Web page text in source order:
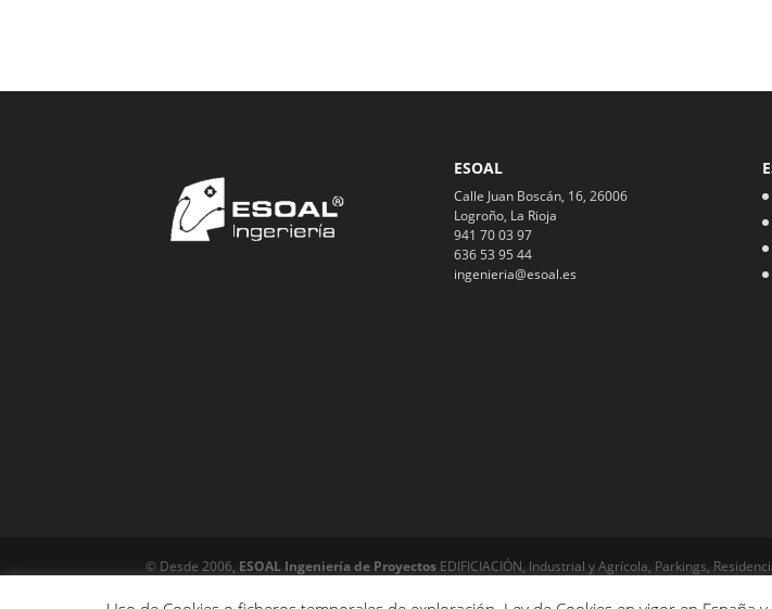
ESOAL
Calle Juan Boscán, 16, 26006
Logroño, La Rioja
941 70 03 97
636 53 95 44
ingenieria@esoal.es
© Desde 2006, ESOAL Ingeniería de Proyectos EDIFICIACIÓN, Industrial y Agrícola, Parkings,